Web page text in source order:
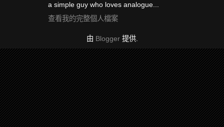
a simple guy who loves analogue...
查看我的完整個人檔案
由 Blogger提供.